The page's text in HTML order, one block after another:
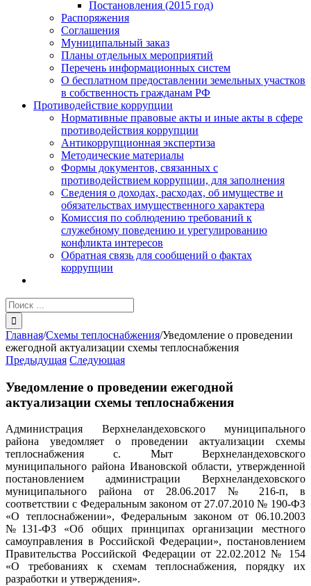
Постановления (2015 год)
Распоряжения
Соглашения
Муниципальный заказ
Планы отдельных мероприятий
Перечень информационных систем
О бесплатном предоставлении земельных участков
в собственность гражданам РФ
Противодействие коррупции
Нормативные правовые акты и иные акты в сфере
противодействия коррупции
Антикоррупционная экспертиза
Методические материалы
Формы документов, связанных с
противодействием коррупции, для заполнения
Сведения о доходах, расходах, об имуществе и
обязательствах имущественного характера
Комиссия по соблюдению требований к
служебному поведению и урегулированию
конфликта интересов
Обратная связь для сообщений о фактах
коррупции
Результат
поиска:
Главная/Схемы теплоснабжения/Уведомление о проведении
ежегодной актуализации схемы теплоснабжения
Предыдущая Следующая
Уведомление о проведении ежегодной
актуализации схемы теплоснабжения
Администрация Верхнеландеховского муниципального
района уведомляет о проведении актуализации схемы
теплоснабжения с. Мыт Верхнеландеховского
муниципального района Ивановской области, утвержденной
постановлением администрации Верхнеландеховского
муниципального района от 28.06.2017 № 216-п, в
соответствии с Федеральным законом от 27.07.2010 № 190-ФЗ
«О теплоснабжении», Федеральным законом от 06.10.2003
№131-ФЗ «Об общих принципах организации местного
самоуправления в Российской Федерации», постановлением
Правительства Российской Федерации от 22.02.2012 № 154
«О требованиях к схемам теплоснабжения, порядку их
разработки и утверждения».